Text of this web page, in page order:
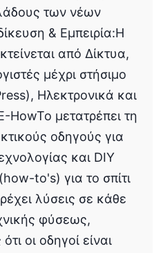
των νέων
& Εμπειρία:Η
από Δίκτυα,
μέχρι στήσιμο
Ηλεκτρονικά και
HowTo μετατρέπει τη
οδηγούς για
και DIY
to's) για το σπίτι
λύσεις σε κάθε
φύσεως,
οι οδηγοί είναι